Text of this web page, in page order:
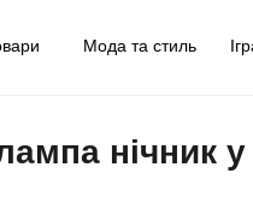
Мода та стиль
нічник